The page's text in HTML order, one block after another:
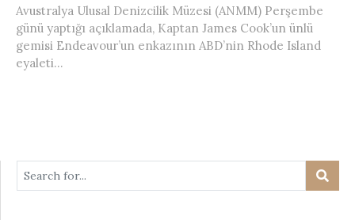
Avustralya Ulusal Denizcilik Müzesi (ANMM) Perşembe
günü yaptığı açıklamada, Kaptan James Cook’un ünlü
gemisi Endeavour’un enkazının ABD’nin Rhode Island
eyaleti...